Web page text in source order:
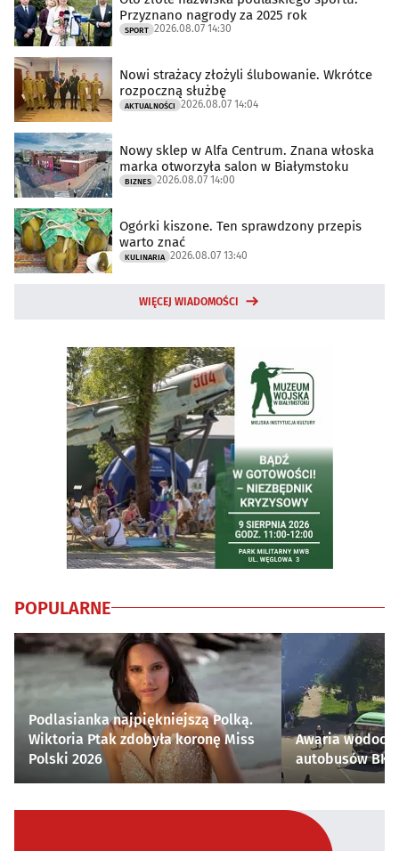
Przyznano nagrody za 2025 rok
SPORT 2026.08.07 14:30
Nowi strażacy złożyli ślubowanie. Wkrótce
rozpoczną służbę
AKTUALNOŚCI 2026.08.07 14:04
Nowy sklep w Alfa Centrum. Znana włoska
marka otworzyła salon w Białymstoku
BIZNES 2026.08.07 14:00
Ogórki kiszone. Ten sprawdzony przepis
warto znać
KULINARIA 2026.08.07 13:40
WIĘCEJ WIADOMOŚCI
POPULARNE
Podlasianka najpiękniejszą Polką.
Wiktoria Ptak zdobyła koronę Miss
Polski 2026
Awaria
autobusów